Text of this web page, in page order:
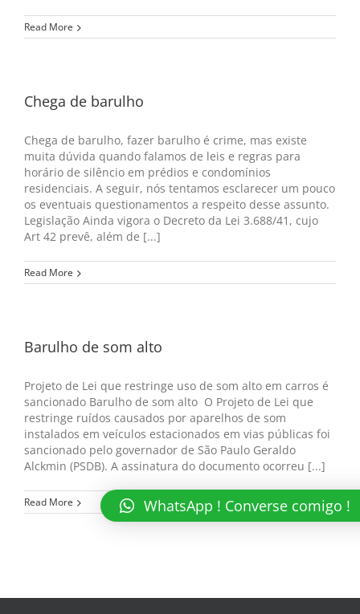
Read More
Chega de barulho
Chega de barulho, fazer barulho é crime, mas existe
muita dúvida quando falamos de leis e regras para
horário de silêncio em prédios e condomínios
residenciais. A seguir, nós tentamos esclarecer um pouco
os eventuais questionamentos a respeito desse assunto.
Legislação Ainda vigora o Decreto da Lei 3.688/41, cujo
Art 42 prevê, além de [...]
Read More
Barulho de som alto
Projeto de Lei que restringe uso de som alto em carros é
sancionado Barulho de som alto O Projeto de Lei que
restringe ruídos causados por aparelhos de som
instalados em veículos estacionados em vias públicas foi
sancionado pelo governador de São Paulo Geraldo
Alckmin (PSDB). A assinatura do documento ocorreu [...]
Read More WhatsApp ! Converse comigo !